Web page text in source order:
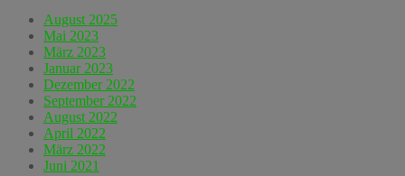
August 2025
Mai 2023
März 2023
Januar 2023
Dezember 2022
September 2022
August 2022
April 2022
März 2022
Juni 2021